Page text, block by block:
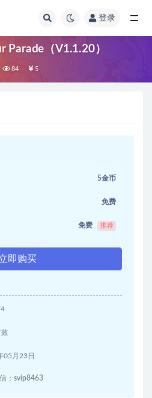
登录
Parade（V1.1.20）
84 5
5金币
免费
免费 推荐
即购买
05月23日
：svip8463